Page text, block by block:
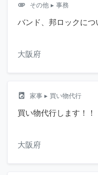
attachment その他 ▸ 事務
バンド、邦ロックにつ
大阪府
local_laundry_service 家事 ▸ 買い物代行
買い物代行します！！
大阪府